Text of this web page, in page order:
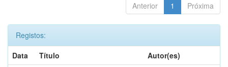
Anterior 1 Próxima
Registos:
Data
Título
Autor(es)